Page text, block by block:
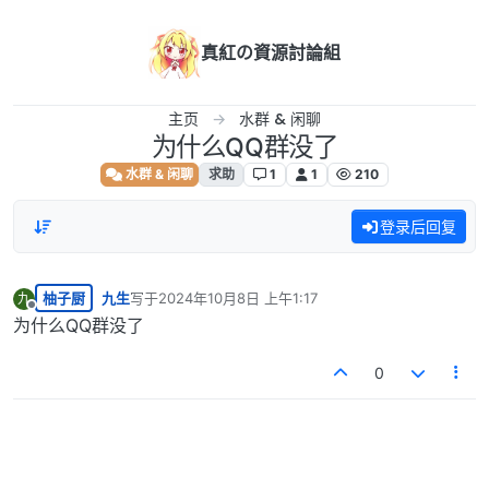
真紅の資源討論組
主页 水群 & 闲聊
为什么QQ群没了
水群 & 闲聊 求助 1 1 210
登录后回复
九
离线
柚子厨 九生写于2024年10月8日 上午1:17
最后由 编辑
为什么QQ群没了
0